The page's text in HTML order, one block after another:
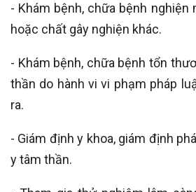
- Khám bệnh, chữa bệnh nghiện
hoặc chất gây nghiện khác.
- Khám bệnh, chữa bệnh tổn
thần do hành vi vi phạm pháp
ra.
- Giám định y khoa, giám định
y tâm thần.